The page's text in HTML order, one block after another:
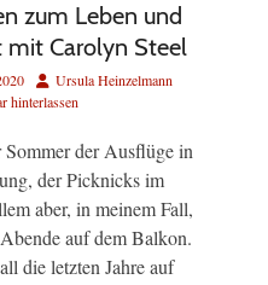
zum Leben und
mit Carolyn Steel
AutorUrsula Heinzelmann
hinterlassen
Sommer der Ausflüge in
der Picknicks im
aber, in meinem Fall,
auf dem Balkon.
die letzten Jahre auf